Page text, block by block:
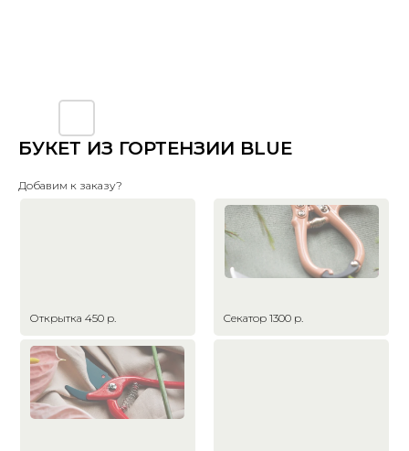
БУКЕТ ИЗ ГОРТЕНЗИИ BLUE
Добавим к заказу?
Открытка 450 р. Секатор 1300 р.